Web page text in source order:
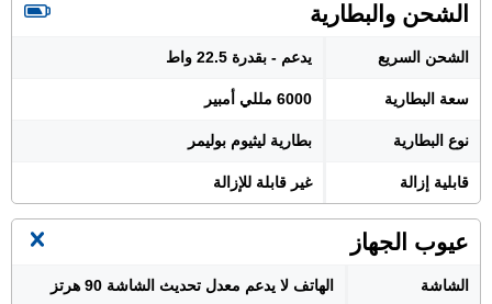
الشحن والبطارية
الشحن السريع يدعم - بقدرة 22.5 واط
سعة البطارية 6000 مللي أمبير
نوع البطارية بطارية ليثيوم بوليمر
قابلية إزالة غير قابلة للإزالة
عيوب الجهاز
الشاشة الهاتف لا يدعم معدل تحديث الشاشة 90 هرتز